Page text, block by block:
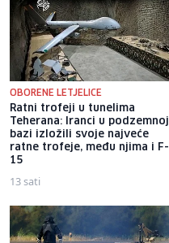
OBORENE LETJELICE
Ratni trofeji u tunelima
Teherana: Iranci u podzemnoj
bazi izložili svoje najveće
ratne trofeje, među njima i F-
15
13 sati